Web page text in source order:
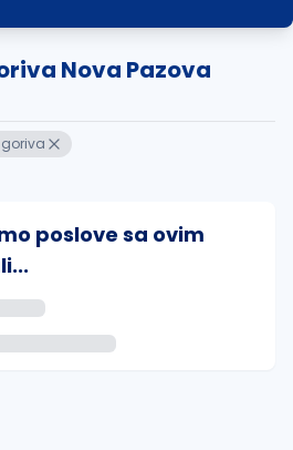
Nova Pazova
poslove sa ovim